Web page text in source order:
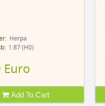
Herpa
1:87 (H0)
Euro
Add To Cart